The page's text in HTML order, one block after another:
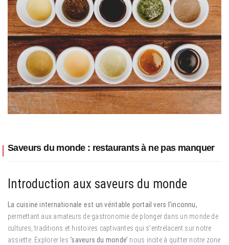
Saveurs du monde : restaurants à ne pas manquer
Introduction aux saveurs du monde
La cuisine internationale est un véritable portail vers l’inconnu,
permettant aux amateurs de gastronomie de plonger dans un monde de
cultures, traditions et histoires captivantes qui s’entrelacent sur notre
assiette. Explorer les‘saveurs du monde’ nous incite à quitter notre zone